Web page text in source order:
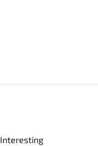
Interesting